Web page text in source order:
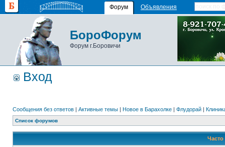
Форум Объявления
БороФорум
Форум г.Боровичи
Вход
Сообщения без ответов | Активные темы | Новое в Барахолке | Флудорай |
Список форумов